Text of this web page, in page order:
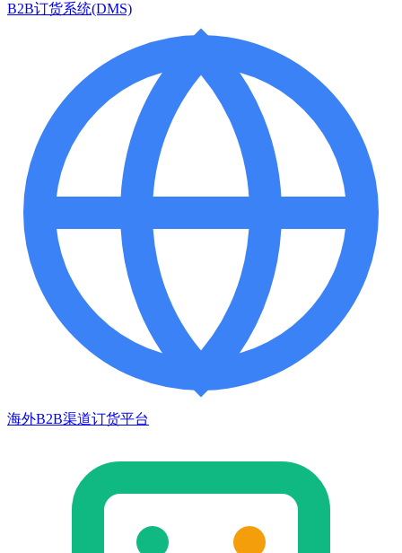
B2B订货系统(DMS)
海外B2B渠道订货平台